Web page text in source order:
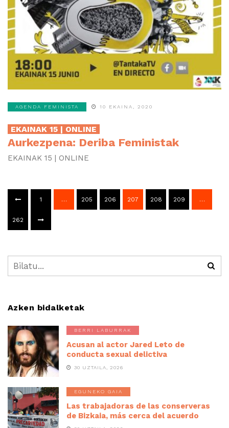
AGENDA FEMINISTA 10 EKAINA, 2020
EKAINAK 15 | ONLINE
Aurkezpena: Deriba Feministak
EKAINAK 15 | ONLINE
1 … 205 206 207 208 209 …
262
Azken bidalketak
BERRI LABURRAK
Acusan al actor Jared Leto de
conducta sexual delictiva
30 UZTAILA, 2026
EGUNEKO GAIA
Las trabajadoras de las conserveras
de Bizkaia, más cerca del acuerdo